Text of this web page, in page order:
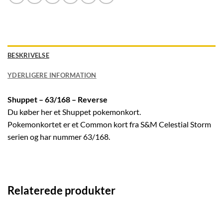
BESKRIVELSE
YDERLIGERE INFORMATION
Shuppet – 63/168 – Reverse
Du køber her et Shuppet pokemonkort.
Pokemonkortet er et Common kort fra S&M Celestial Storm
serien og har nummer 63/168.
Relaterede produkter